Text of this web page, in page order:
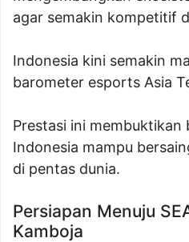
agar semakin kompetitif
Indonesia kini semakin
barometer esports Asia
Prestasi ini membuktikan
Indonesia mampu
di pentas dunia.
Persiapan Menuju
Kamboja